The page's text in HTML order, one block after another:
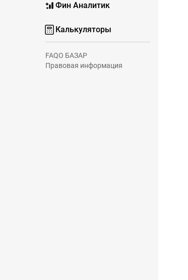
Фин Аналитик
Калькуляторы
FAQО БАЗАР
Правовая информация